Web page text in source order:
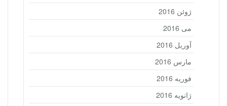
ژوئن 2016
می 2016
آوریل 2016
مارس 2016
فوریه 2016
ژانویه 2016